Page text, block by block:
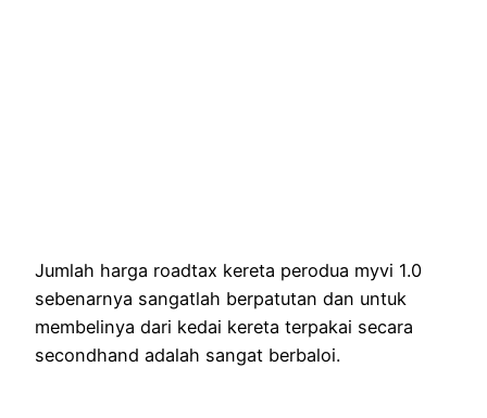
Jumlah harga roadtax kereta perodua myvi 1.0
sebenarnya sangatlah berpatutan dan untuk
membelinya dari kedai kereta terpakai secara
secondhand adalah sangat berbaloi.